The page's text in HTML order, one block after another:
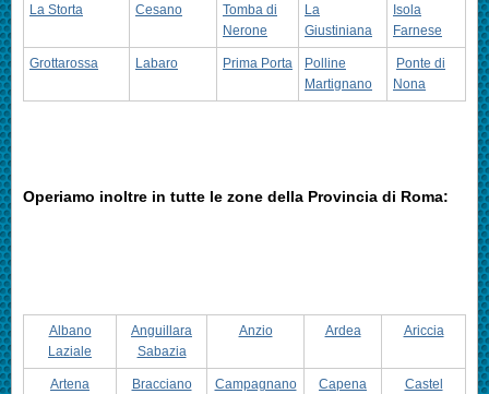
La Storta Cesano
Tomba di
Nerone
La
Giustiniana
Isola
Farnese
Grottarossa Labaro Prima Porta
Polline
Martignano
Ponte di
Nona
Operiamo inoltre in tutte le zone della Provincia di Roma:
Albano
Laziale
Anguillara
Sabazia
Anzio Ardea Ariccia
Artena Bracciano
Campagnano
Capena
Castel